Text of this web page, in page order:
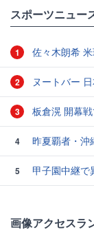
スポーツニュー
1 佐々木朗希
2 ヌートバー
3 板倉滉 開幕
4 昨夏覇者・沖
5
甲子園中継で
画像アクセスラ